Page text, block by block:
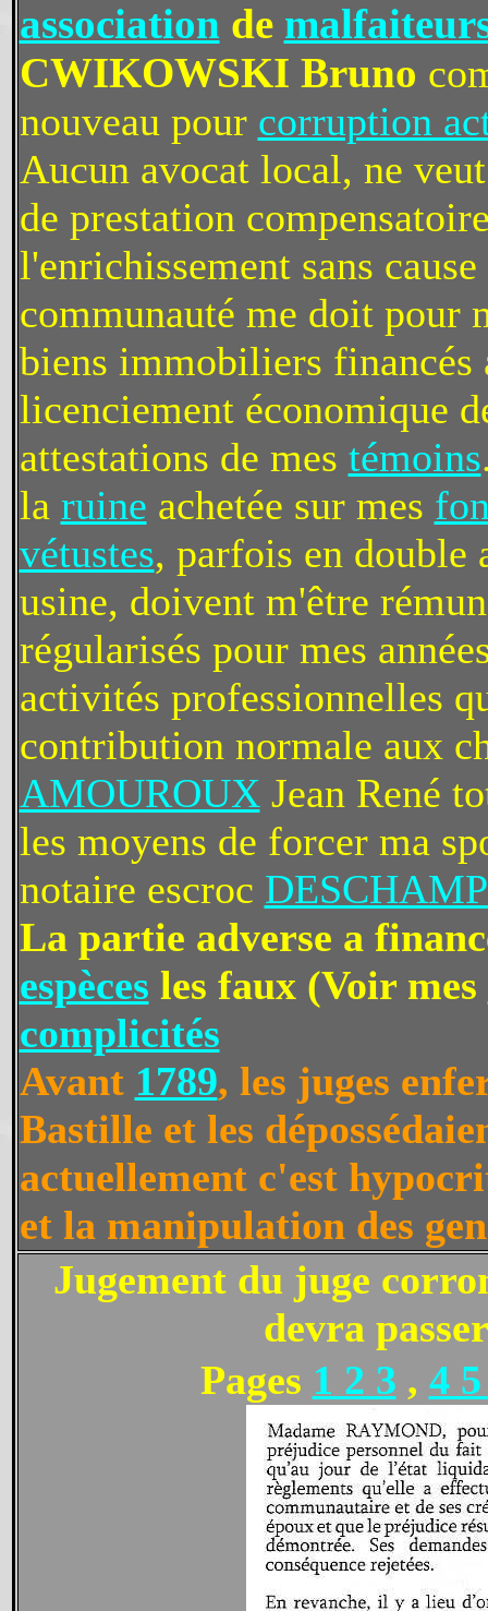
association de
CWIKOWSKI Bruno
nouveau pour corruption
Aucun avocat local, ne
de prestation
l'enrichissement sans
communauté me doit pour
biens immobiliers financés
licenciement économique
attestations de mes témoins
la ruine achetée sur mes
vétustes, parfois en double
usine, doivent m'être
régularisés pour mes
activités professionnelles
contribution normale aux
AMOUROUX Jean René
les moyens de forcer ma
notaire escroc
La partie adverse a
espèces les faux (Voir mes
complicités
Avant 1789, les juges
Bastille et les
actuellement c'est
et la manipulation des
Jugement du juge
devra
Pages 1 2 3 , 4